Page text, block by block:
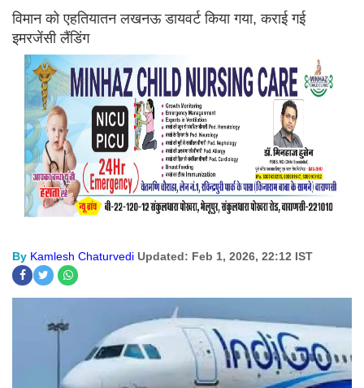
विमान को एहतियातन लखनऊ डायवर्ट किया गया, कराई गई
इमरजेंसी लैंडिंग
By Kamlesh Chaturvedi Updated: Feb 1, 2026, 22:12 IST